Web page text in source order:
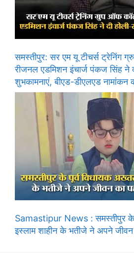
समस्तीपुर: सर एम यू टीचर्स ट्रेनिंग
रीजनल एडमिशन इंचार्ज पंकज सिंह ने
शुभकामनाएं, बीएड-डीएलएड नामांकन
Samastipur News : समस्तीपुर के
इस्लाम शाहीन के भतीजे ने अपने जीवन